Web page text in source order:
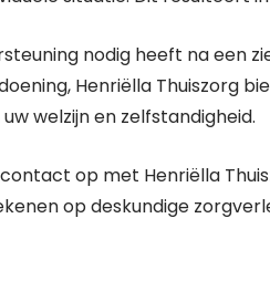
nodig heeft na een
Henriëlla Thuiszorg
welzijn en zelfstandigheid.
op met Henriëlla
op deskundige